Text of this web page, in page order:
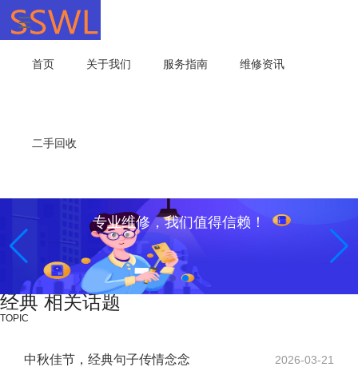
首页 关于我们 服务指南 维修资讯
二手回收
专业维修，我们值得信赖！
经典 相关话题
TOPIC
中秋佳节，经典句子传情念念 2026-03-21